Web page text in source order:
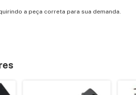
a peça correta para sua demanda.